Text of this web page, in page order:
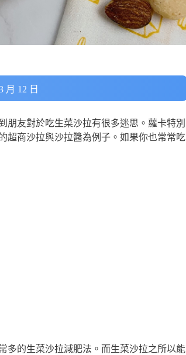
月 12 日
朋友對於吃生菜沙拉有很多迷思。蘿卡特別
超商沙拉與沙拉醬為例子。如果你也常常吃
多的生菜沙拉減肥法。而生菜沙拉之所以能